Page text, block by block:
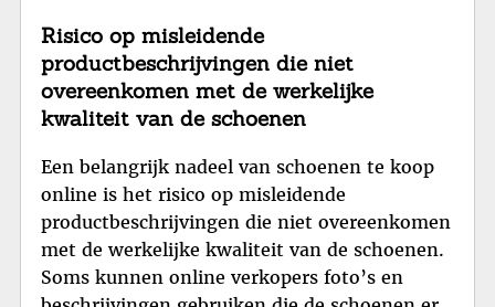
Risico op misleidende
productbeschrijvingen die niet
overeenkomen met de werkelijke
kwaliteit van de schoenen
Een belangrijk nadeel van schoenen te koop
online is het risico op misleidende
productbeschrijvingen die niet overeenkomen
met de werkelijke kwaliteit van de schoenen.
Soms kunnen online verkopers foto’s en